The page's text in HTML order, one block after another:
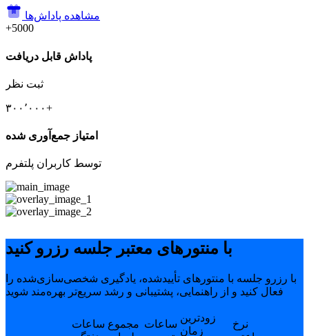
مشاهده پاداش‌ها
+5000
پاداش قابل دریافت
ثبت نظر
۳۰۰٬۰۰۰+
امتیاز جمع‌آوری شده
توسط کاربران پلتفرم
با منتورهای معتبر جلسه رزرو کنید
با رزرو جلسه با منتورهای تأییدشده، یادگیری شخصی‌سازی‌شده را
فعال کنید و از راهنمایی، پشتیبانی و رشد سریع‌تر بهره‌مند شوید
ساعات مجموع ساعات
زودترین
زمان
نرخ